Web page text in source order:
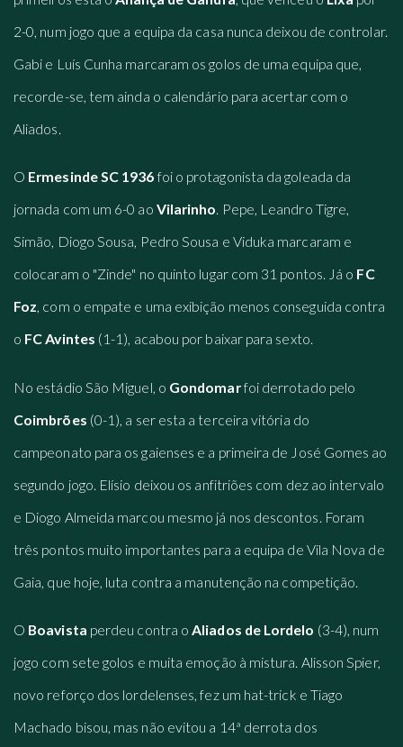
2-0, num jogo que a equipa da casa nunca deixou de controlar.
Gabi e Luís Cunha marcaram os golos de uma equipa que,
recorde-se, tem ainda o calendário para acertar com o
Aliados.
O Ermesinde SC 1936 foi o protagonista da goleada da
jornada com um 6-0 ao Vilarinho. Pepe, Leandro Tigre,
Simão, Diogo Sousa, Pedro Sousa e Viduka marcaram e
colocaram o "Zinde" no quinto lugar com 31 pontos. Já o FC
Foz, com o empate e uma exibição menos conseguida contra
o FC Avintes (1-1), acabou por baixar para sexto.
No estádio São Miguel, o Gondomarfoi derrotado pelo
Coimbrões (0-1), a ser esta a terceira vitória do
campeonato para os gaienses e a primeira de José Gomes ao
segundo jogo. Elísio deixou os anfitriões com dez ao intervalo
e Diogo Almeida marcou mesmo já nos descontos. Foram
três pontos muito importantes para a equipa de Vila Nova de
Gaia, que hoje, luta contra a manutenção na competição.
O Boavista perdeu contra oAliados de Lordelo (3-4), num
jogo com sete golos e muita emoção à mistura. Alisson Spier,
novo reforço dos lordelenses, fez um hat-trick e Tiago
Machado bisou, mas não evitou a 14ª derrota dos